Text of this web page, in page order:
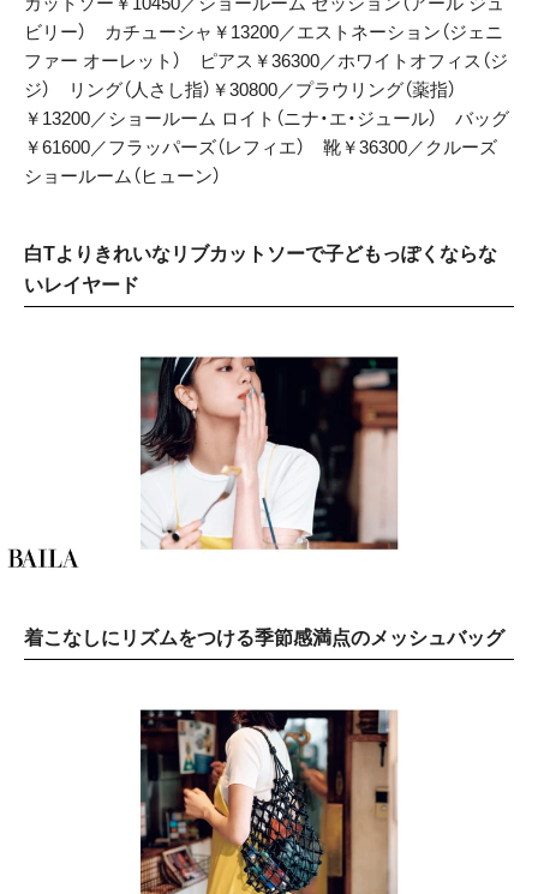
ビリー） カチューシャ￥13200／エストネーション（ジェニ
ファー オーレット） ピアス￥36300／ホワイトオフィス（ジ
ジ） リング（人さし指）￥30800／プラウリング（薬指）
￥13200／ショールーム ロイト（ニナ・エ・ジュール） バッグ
￥61600／フラッパーズ（レフィエ） 靴￥36300／クルーズ
ショールーム（ヒューン）
白Tよりきれいなリブカットソーで子どもっぽくならな
いレイヤード
着こなしにリズムをつける季節感満点のメッシュバッグ